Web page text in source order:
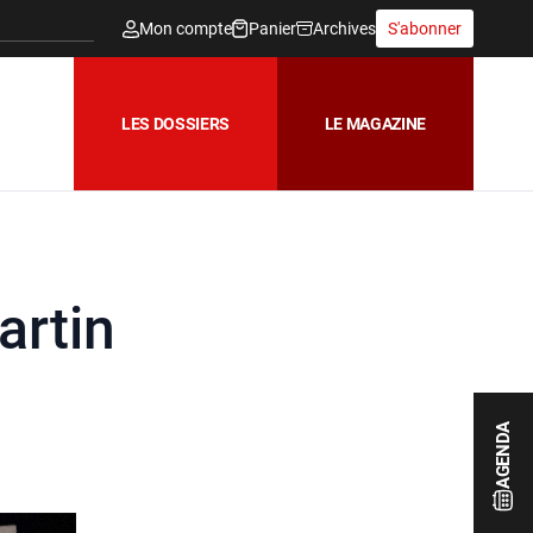
AGENDA
Mon compte Panier Archives S'abonner
LES DOSSIERS LE MAGAZINE